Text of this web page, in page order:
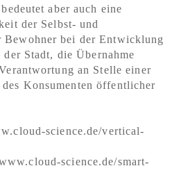
aber auch eine
der Selbst- und
Bewohner bei der Entwicklung
Stadt, die Übernahme
an Stelle einer
Konsumenten öffentlicher
science.de/vertical-
science.de/smart-